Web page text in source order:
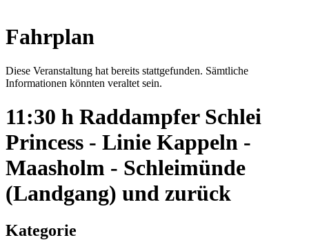
Fahrplan
Diese Veranstaltung hat bereits stattgefunden. Sämtliche
Informationen könnten veraltet sein.
11:30 h Raddampfer Schlei
Princess - Linie Kappeln -
Maasholm - Schleimünde
(Landgang) und zurück
Kategorie